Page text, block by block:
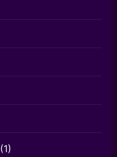
(1)